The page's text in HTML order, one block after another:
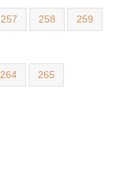
257 258 259
264 265